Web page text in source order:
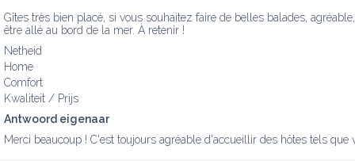
Gîtes très bien placé, si vous souhaitez faire de belles balades,
être allé au bord de la mer. À retenir !
Netheid
Home
Comfort
Kwaliteit / Prijs
Antwoord eigenaar
Merci beaucoup ! C'est toujours agréable d'accueillir des hôtes tels que